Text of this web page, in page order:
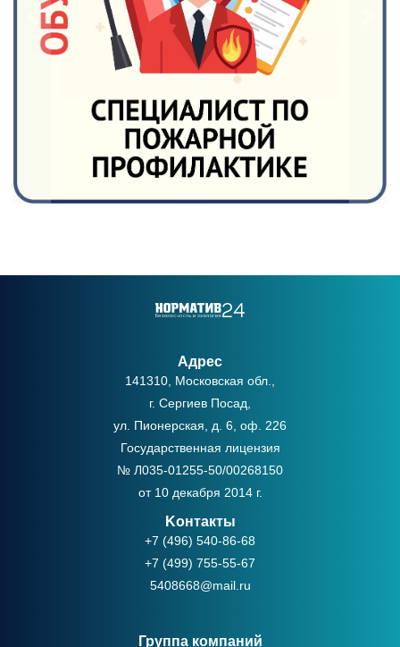
Адрес
141310, Московская обл.,
г. Сергиев Посад,
ул. Пионерская, д. 6, оф. 226
Государственная лицензия
№ Л035-01255-50/00268150
от 10 декабря 2014 г.
Kонтакты
+7 (496) 540-86-68
+7 (499) 755-55-67
5408668@mail.ru
Группа компаний